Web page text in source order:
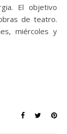
El objetivo
de teatro.
miércoles y